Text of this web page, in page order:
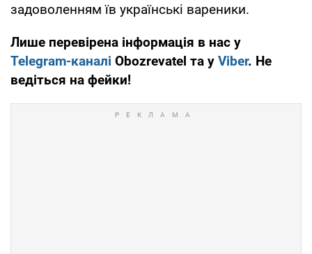
задоволенням їв українські вареники.
Лише перевірена інформація в нас у
Telegram-каналі Obozrevatel та у Viber. Не
ведіться на фейки!